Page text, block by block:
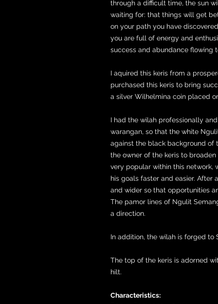
through a difficult time, the sun
waiting for: that things will get
on your path you have
you are full of energy and
success and abundance flowing
I aquired this keris from a
purchased this keris to bring
a silver Wilhelmina coin placed
I had the wilah professionally
warangan, so that the white
against the black background of
the owner of the keris to
very popular within this network,
his goals faster and easier. After
and wider so that opportunities
The pamor lines of Ngulit
a direction.
In addition, the wilah is forged to
The top of the keris is adorned
hilt.
Characteristics: